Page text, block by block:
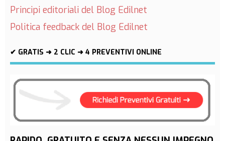
Principi editoriali del Blog Edilnet
Politica feedback del Blog Edilnet
✔ GRATIS ➜ 2 CLIC ➜ 4 PREVENTIVI ONLINE